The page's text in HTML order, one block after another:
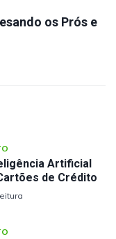
os Prós e
Artificial
de Crédito